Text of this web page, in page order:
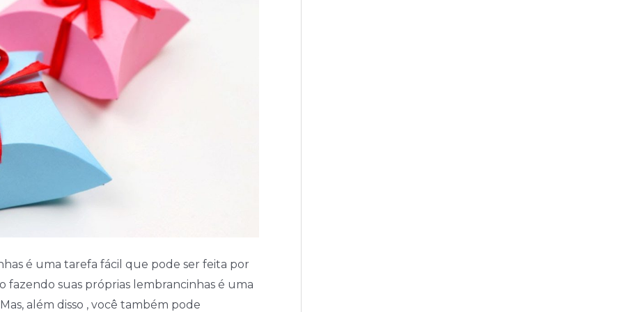
é uma tarefa fácil que pode ser feita por
fazendo suas próprias lembrancinhas é uma
além disso , você também pode